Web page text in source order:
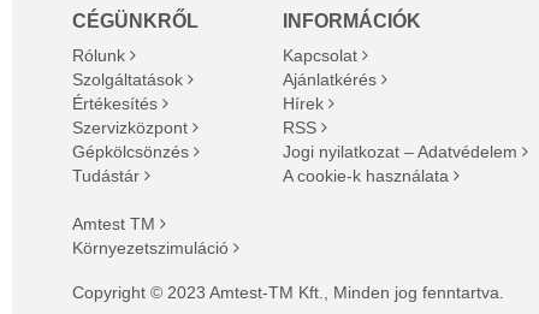
CÉGÜNKRŐL
Rólunk
Szolgáltatások
Értékesítés
Szervizközpont
Gépkölcsönzés
Tudástár
Amtest TM
Környezetszimuláció
INFORMÁCIÓK
Kapcsolat
Ajánlatkérés
Hírek
RSS
Jogi nyilatkozat – Adatvédelem
A cookie-k használata
Copyright © 2023 Amtest-TM Kft., Minden jog fenntartva.